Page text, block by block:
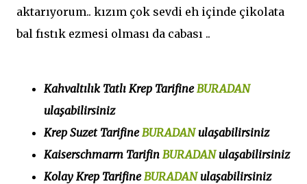
aktarıyorum.. kızım çok sevdi eh içinde çikolata
bal fıstık ezmesi olması da cabası ..
Kahvaltılık Tatlı Krep TarifineBURADAN
ulaşabilirsiniz
Krep Suzet TarifineBURADANulaşabilirsiniz
Kaiserschmarrn Tarifin BURADANulaşabilirsiniz
Kolay Krep TarifineBURADANulaşabilirsiniz